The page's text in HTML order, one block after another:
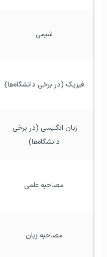
شیمی
فیزیک (در برخی دانشگاه‌ها)
دانشگاه‌ها)
مصاحبه علمی
مصاحبه زبان